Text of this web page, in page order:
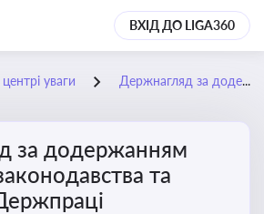
ВХІД ДО LIGA360
уваги Держнагляд за додержанням трудового законодавства та перевірки Держпраці
за додержанням
та